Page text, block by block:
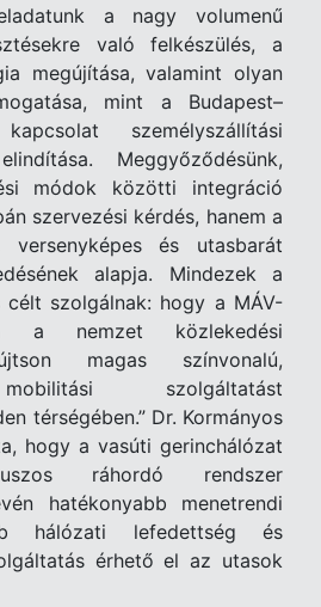
a nagy volumenű
való felkészülés, a
megújítása, valamint olyan
mint a Budapest–
személyszállítási
Meggyőződésünk,
módok közötti integráció
szervezési kérdés, hanem a
versenyképes és utasbarát
alapja. Mindezek a
szolgálnak: hogy a MÁV-
a nemzet közlekedési
magas színvonalú,
szolgáltatást
térségében.” Dr. Kormányos
hogy a vasúti gerinchálózat
ráhordó rendszer
hatékonyabb menetrendi
hálózati lefedettség és
érhető el az utasok